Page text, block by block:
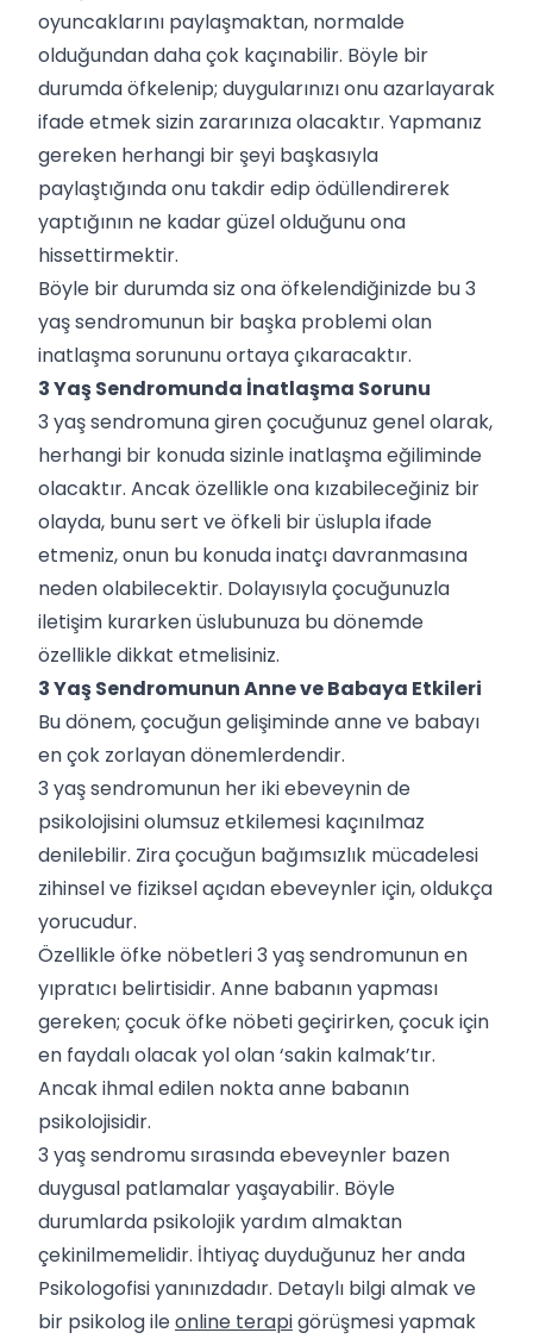
oyuncaklarını paylaşmaktan, normalde
olduğundan daha çok kaçınabilir. Böyle bir
durumda öfkelenip; duygularınızı onu azarlayarak
ifade etmek sizin zararınıza olacaktır. Yapmanız
gereken herhangi bir şeyi başkasıyla
paylaştığında onu takdir edip ödüllendirerek
yaptığının ne kadar güzel olduğunu ona
hissettirmektir.
Böyle bir durumda siz ona öfkelendiğinizde bu 3
yaş sendromunun bir başka problemi olan
inatlaşma sorununu ortaya çıkaracaktır.
3 Yaş Sendromunda İnatlaşma Sorunu
3 yaş sendromuna giren çocuğunuz genel olarak,
herhangi bir konuda sizinle inatlaşma eğiliminde
olacaktır. Ancak özellikle ona kızabileceğiniz bir
olayda, bunu sert ve öfkeli bir üslupla ifade
etmeniz, onun bu konuda inatçı davranmasına
neden olabilecektir. Dolayısıyla çocuğunuzla
iletişim kurarken üslubunuza bu dönemde
özellikle dikkat etmelisiniz.
3 Yaş Sendromunun Anne ve Babaya Etkileri
Bu dönem, çocuğun gelişiminde anne ve babayı
en çok zorlayan dönemlerdendir.
3 yaş sendromunun her iki ebeveynin de
psikolojisini olumsuz etkilemesi kaçınılmaz
denilebilir. Zira çocuğun bağımsızlık mücadelesi
zihinsel ve fiziksel açıdan ebeveynler için, oldukça
yorucudur.
Özellikle öfke nöbetleri 3 yaş sendromunun en
yıpratıcı belirtisidir. Anne babanın yapması
gereken; çocuk öfke nöbeti geçirirken, çocuk için
en faydalı olacak yol olan ‘sakin kalmak’tır.
Ancak ihmal edilen nokta anne babanın
psikolojisidir.
3 yaş sendromu sırasında ebeveynler bazen
duygusal patlamalar yaşayabilir. Böyle
durumlarda psikolojik yardım almaktan
çekinilmemelidir. İhtiyaç duyduğunuz her anda
Psikologofisi yanınızdadır. Detaylı bilgi almak ve
bir psikolog ileonline terapigörüşmesi yapmak